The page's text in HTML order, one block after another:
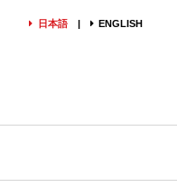
日本語 ENGLISH